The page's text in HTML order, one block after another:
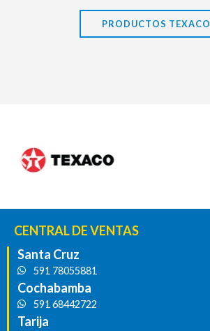
PRODUCTOS TEXACO
CENTRAL DE VENTAS
Santa Cruz
591 78055881
Cochabamba
591 68442722
Tarija